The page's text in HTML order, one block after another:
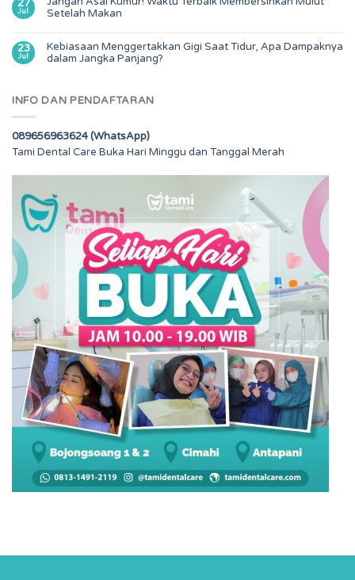
27
Jul
Setelah Makan
23
Jul
Kebiasaan Menggertakkan Gigi Saat Tidur, Apa Dampaknya
dalam Jangka Panjang?
INFO DAN PENDAFTARAN
089656963624 (WhatsApp)
Tami Dental Care Buka Hari Minggu dan Tanggal Merah